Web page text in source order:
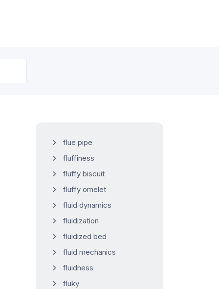
flue pipe
fluffiness
fluffy biscuit
fluffy omelet
fluid dynamics
fluidization
fluidized bed
fluid mechanics
fluidness
fluky